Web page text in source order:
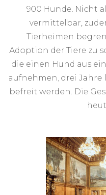
900 Hunde. Nicht
vermittelbar,
Tierheimen
Adoption der Tiere zu
die einen Hund aus
aufnehmen, drei Jahre
befreit werden. Die